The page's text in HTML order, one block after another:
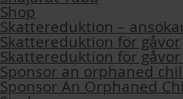
Shop
Skattereduktion –
Skattereduktion för gåvor
Skattereduktion för gåvor
Sponsor an orphaned
Sponsor An Orphaned